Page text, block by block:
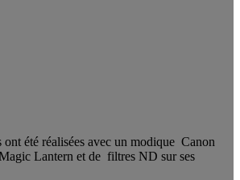
ont été réalisées avec un modique Canon
Lantern et de filtres ND sur ses